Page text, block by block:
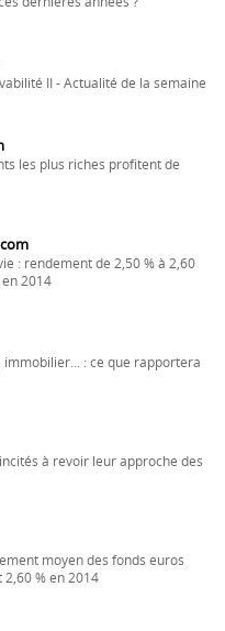
II - Actualité de la semaine
les plus riches profitent de
: rendement de 2,50 % à 2,60
2014
immobilier... : ce que rapportera
à revoir leur approche des
moyen des fonds euros
% en 2014